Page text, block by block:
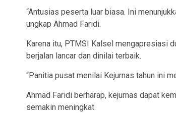
“Antusias peserta luar biasa. Ini
ungkap Ahmad Faridi.
Karena itu, PTMSI Kalsel mengapresiasi
berjalan lancar dan dinilai terbaik.
“Panitia pusat menilai Kejurnas tahun ini
Ahmad Faridi berharap, kejurnas dapat
semakin meningkat.